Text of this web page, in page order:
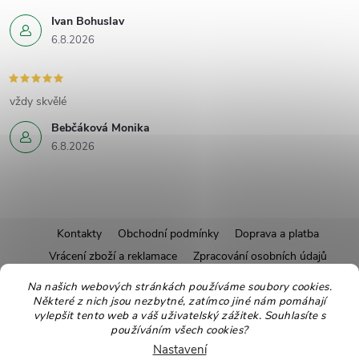
Na našich webových stránkách používáme soubory cookies.
Některé z nich jsou nezbytné, zatímco jiné nám pomáhají
vylepšit tento web a váš uživatelský zážitek. Souhlasíte s
používáním všech cookies?
Nastavení
Ivan Bohuslav
6.8.2026
Bebčáková Monika
6.8.2026
vždy skvělé
á
Kontakty Obchodní podmínky
Doprava a platba
Vrácení zboží a reklamace
Zpracování osobních údajů
Pravidla soutěží
Affiliate program
Recepty
Pro nové dodavatele
Ekologické balení Moje objednávka